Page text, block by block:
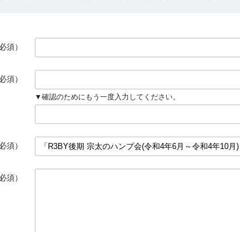
須）
須）
▼確認のためにもう一度入力してください。
須）
須）